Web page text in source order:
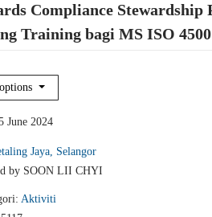
Compliance
Training bagi MS ISO
June 2024
Jaya, Selangor
by SOON LII CHYI
Aktiviti